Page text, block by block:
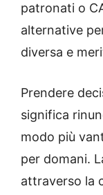
patronati o
alternative
diversa e
Prendere
significa
modo più
per domani.
attraverso la